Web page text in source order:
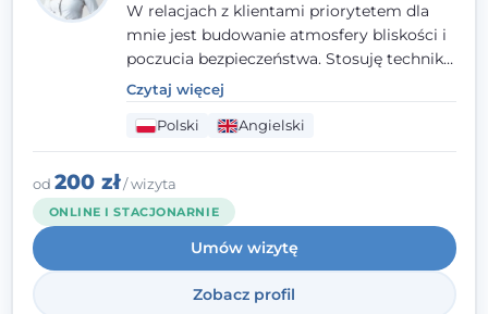
W relacjach z klientami priorytetem dla
mnie jest budowanie atmosfery bliskości i
poczucia bezpieczeństwa. Stosuję techniki
poznawczo-behawioralne oraz metody,
które koncentrują się na rozwiązaniach
(TSR). Te polegają na osiąganiu
zamierzonych celów (doprowadzeniu do
rozwiązania trudnych sytuacji) poprzez
identyfikowanie i wzmacnianie zasobów
oraz mocnych stron klienta. W swojej
pracy korzystam także z metod dialogu
motywacyjnego i treningu uważności.
Czytaj więcej
Polski Angielski
od 200 zł/ wizyta
ONLINE I STACJONARNIE
Umów wizytę
Zobacz profil